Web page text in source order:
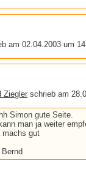
am 02.04.2003 um
Ziegler schrieb am
Simon gute Seite.
man ja weiter
machs gut
Bernd